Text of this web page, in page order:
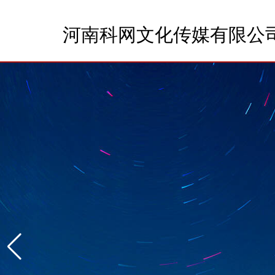
河南科网文化传媒有限公